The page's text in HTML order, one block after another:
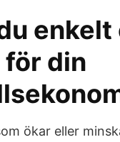
enkelt
din
ökar eller